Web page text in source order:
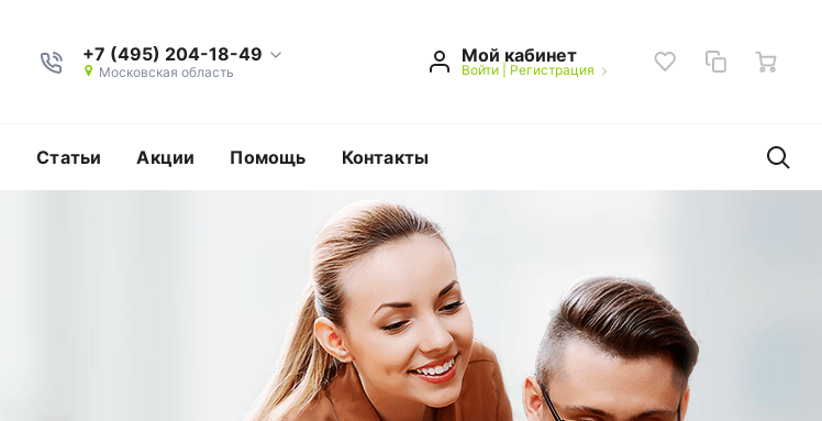
+7 (495) 204-18-49
Московская область
Мой кабинет
Войти| Регистрация
Статьи Акции Помощь Контакты